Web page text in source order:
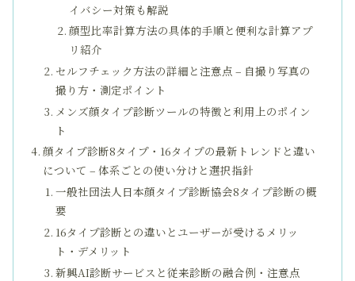
イバシー対策も解説
顔型比率計算方法の具体的手順と便利な計算アプ
リ紹介
セルフチェック方法の詳細と注意点 – 自撮り写真の
撮り方・測定ポイント
メンズ顔タイプ診断ツールの特徴と利用上のポイン
ト
顔タイプ診断8タイプ・16タイプの最新トレンドと違い
について – 体系ごとの使い分けと選択指針
一般社団法人日本顔タイプ診断協会8タイプ診断の概
要
16タイプ診断との違いとユーザーが受けるメリッ
ト・デメリット
新興AI診断サービスと従来診断の融合例・注意点